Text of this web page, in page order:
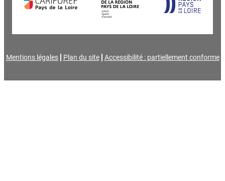
Mentions légales Plan du site Accessibilité : partiellement conforme